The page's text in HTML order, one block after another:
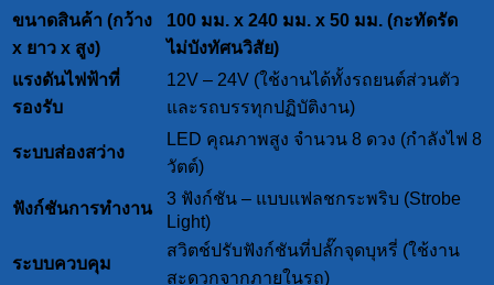
ขนาดสินค้า (กว้าง
x ยาว x สูง)
100 มม. x 240 มม. x 50 มม. (กะทัดรัด
ไม่บังทัศนวิสัย)
แรงดันไฟฟ้าที่
รองรับ
12V – 24V (ใช้งานได้ทั้งรถยนต์ส่วนตัว
และรถบรรทุกปฏิบัติงาน)
ระบบส่องสว่าง
LED คุณภาพสูง จำนวน 8 ดวง (กำลังไฟ 8
วัตต์)
ฟังก์ชันการทำงาน
3 ฟังก์ชัน – แบบแฟลชกระพริบ (Strobe
Light)
ระบบควบคุม
สวิตช์ปรับฟังก์ชันที่ปลั๊กจุดบุหรี่ (ใช้งาน
สะดวกจากภายในรถ)